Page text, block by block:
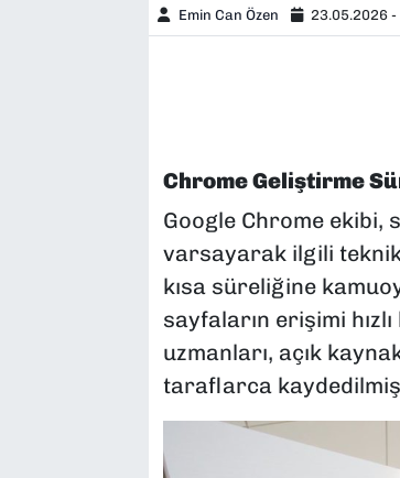
Emin Can Özen 23.05.2026 -
Chrome Geliştirme
Google Chrome ekibi,
varsayarak ilgili teknik
kısa süreliğine
sayfaların erişimi
uzmanları, açık
taraflarca